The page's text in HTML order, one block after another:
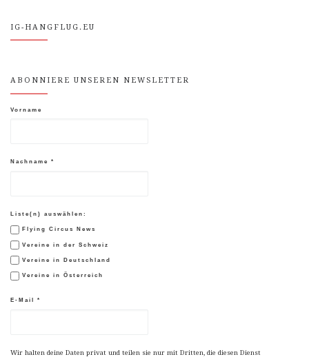
IG-HANGFLUG.EU
ABONNIERE UNSEREN NEWSLETTER
Vorname
Nachname *
Liste(n) auswählen:
Flying Circus News
Vereine in der Schweiz
Vereine in Deutschland
Vereine in Österreich
E-Mail *
Wir halten deine Daten privat und teilen sie nur mit Dritten, die diesen Dienst